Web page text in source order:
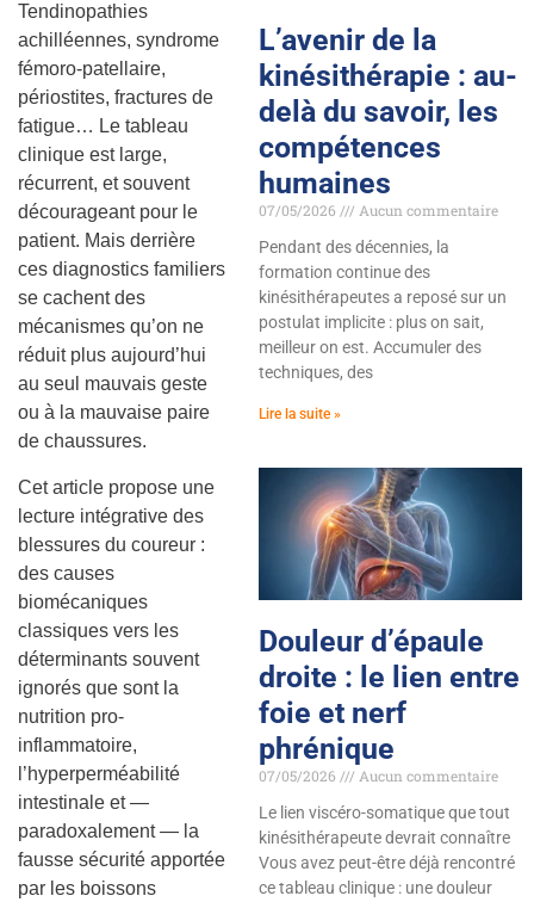
Tendinopathies
achilléennes, syndrome
fémoro-patellaire,
périostites, fractures de
fatigue… Le tableau
clinique est large,
récurrent, et souvent
décourageant pour le
patient. Mais derrière
ces diagnostics familiers
se cachent des
mécanismes qu’on ne
réduit plus aujourd’hui
au seul mauvais geste
ou à la mauvaise paire
de chaussures.
Cet article propose une
lecture intégrative des
blessures du coureur :
des causes
biomécaniques
classiques vers les
déterminants souvent
ignorés que sont la
nutrition pro-
inflammatoire,
l’hyperperméabilité
intestinale et —
paradoxalement — la
fausse sécurité apportée
par les boissons
L’avenir de la
kinésithérapie : au-
delà du savoir, les
compétences
humaines
07/05/2026
Aucun commentaire
Pendant des décennies, la
formation continue des
kinésithérapeutes a reposé sur un
postulat implicite : plus on sait,
meilleur on est. Accumuler des
techniques, des
Lire la suite »
Douleur d’épaule
droite : le lien entre
foie et nerf
phrénique
07/05/2026
Aucun commentaire
Le lien viscéro-somatique que tout
kinésithérapeute devrait connaître
Vous avez peut-être déjà rencontré
ce tableau clinique : une douleur